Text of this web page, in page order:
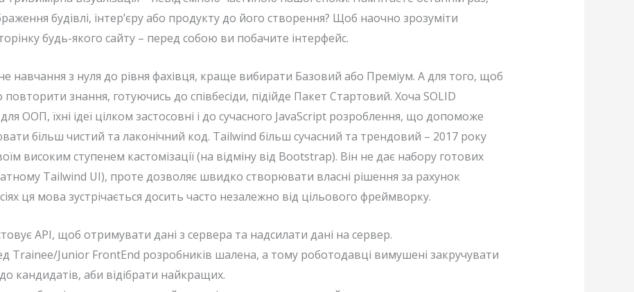
будівлі, інтер’єру або продукту до його створення? Щоб наочно зрозуміти
будь-якого сайту – перед собою ви побачите інтерфейс.
навчання з нуля до рівня фахівця, краще вибирати Базовий або Преміум. А для того, щоб
повторити знання, готуючись до співбесіди, підійде Пакет Стартовий. Хоча SOLID
ООП, їхні ідеї цілком застосовні і до сучасного JavaScript розроблення, що допоможе
більш чистий та лаконічний код. Tailwind більш сучасний та трендовий – 2017 року
високим ступенем кастомізації (на відміну від Bootstrap). Він не дає набору готових
Tailwind UI), проте дозволяє швидко створювати власні рішення за рахунок
ця мова зустрічається досить часто незалежно від цільового фреймворку.
API, щоб отримувати дані з сервера та надсилати дані на сервер.
Trainee/Junior FrontEnd розробників шалена, а тому роботодавці вимушені закручувати
кандидатів, аби відібрати найкращих.